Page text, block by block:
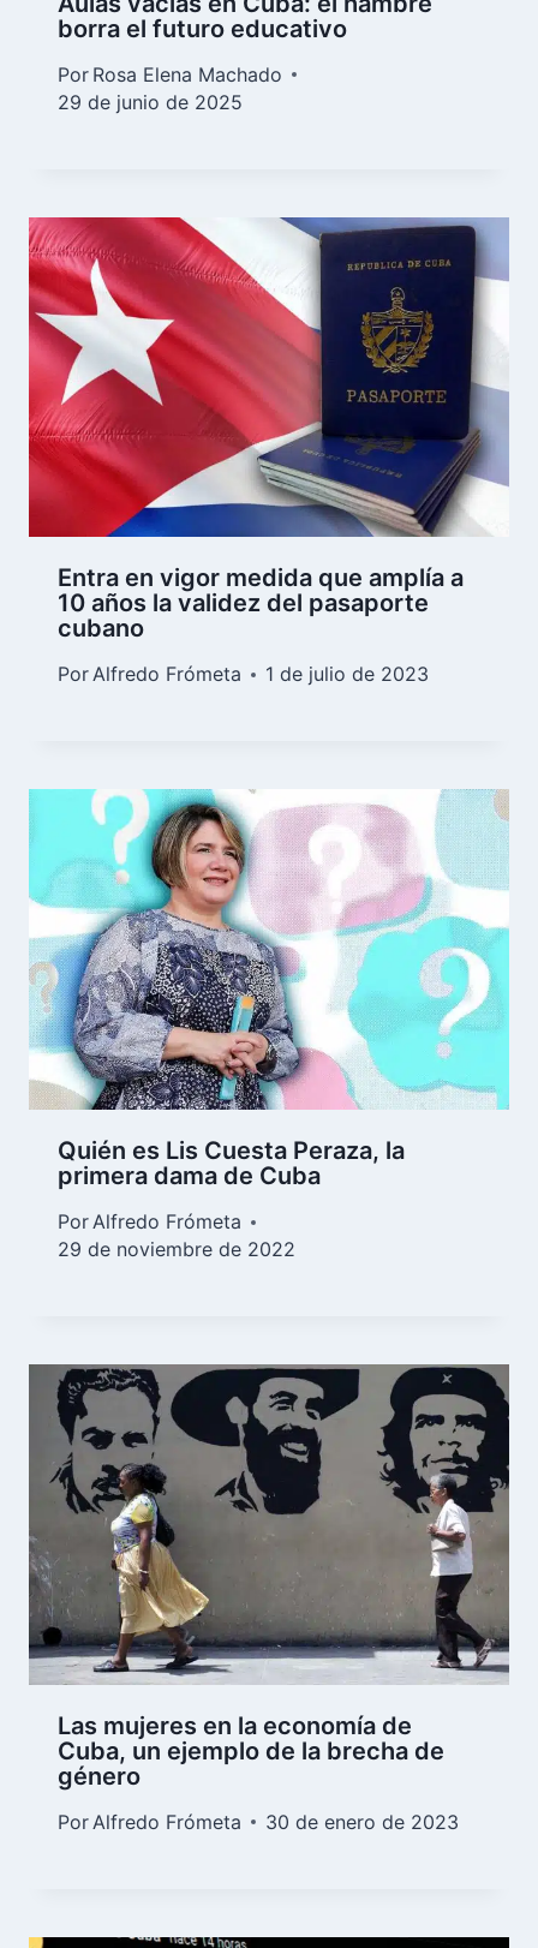
borra el futuro educativo
Por Rosa Elena Machado
29 de junio de 2025
Entra en vigor medida que amplía a
10 años la validez del pasaporte
cubano
PorAlfredo Frómeta 1 de julio de 2023
Quién es Lis Cuesta Peraza, la
primera dama de Cuba
PorAlfredo Frómeta
29 de noviembre de 2022
Las mujeres en la economía de
Cuba, un ejemplo de la brecha de
género
Por Alfredo Frómeta 30 de enero de 2023